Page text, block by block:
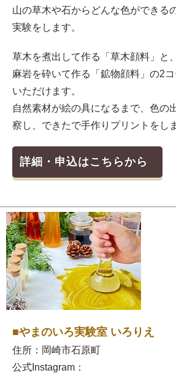
山の草木や石からどんな色ができる
実験をします。
草木を煮出して作る「草木顔料」と
麻岩を砕いて作る「鉱物顔料」の2
いただけます。
自然素材が絵の具になるまで、色の
察し、できたで手作りプリントをし
詳細・申込はこちらから
■やまのいろ実験室 いろりえ
住所：岡崎市石原町
公式Instagram：